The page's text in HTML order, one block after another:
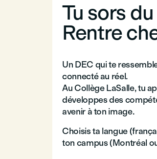
Tu sors
Rentre
Un DEC qui te
connecté au réel.
Au Collège LaSalle, tu
développes des
avenir à ton image.
Choisis ta langue
ton campus (Montréal